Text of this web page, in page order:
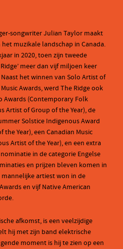
songwriter Julian Taylor maakt
muzikale landschap in Canada.
in 2020, toen zijn tweede
meer dan vijf miljoen keer
het winnen van Solo Artist of
Awards, werd The Ridge ook
Awards (Contemporary Folk
Artist of Group of the Year), de
Solstice Indigenous Award
Year), een Canadian Music
Artist of the Year), en een extra
in de categorie Engelse
en prijzen bleven komen in
artiest won in de
en vijf Native American
afkomst, is een veelzijdige
hij met zijn band elektrische
moment is hij te zien op een